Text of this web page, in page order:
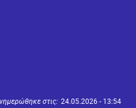
στις: 24.05.2026 - 13:54